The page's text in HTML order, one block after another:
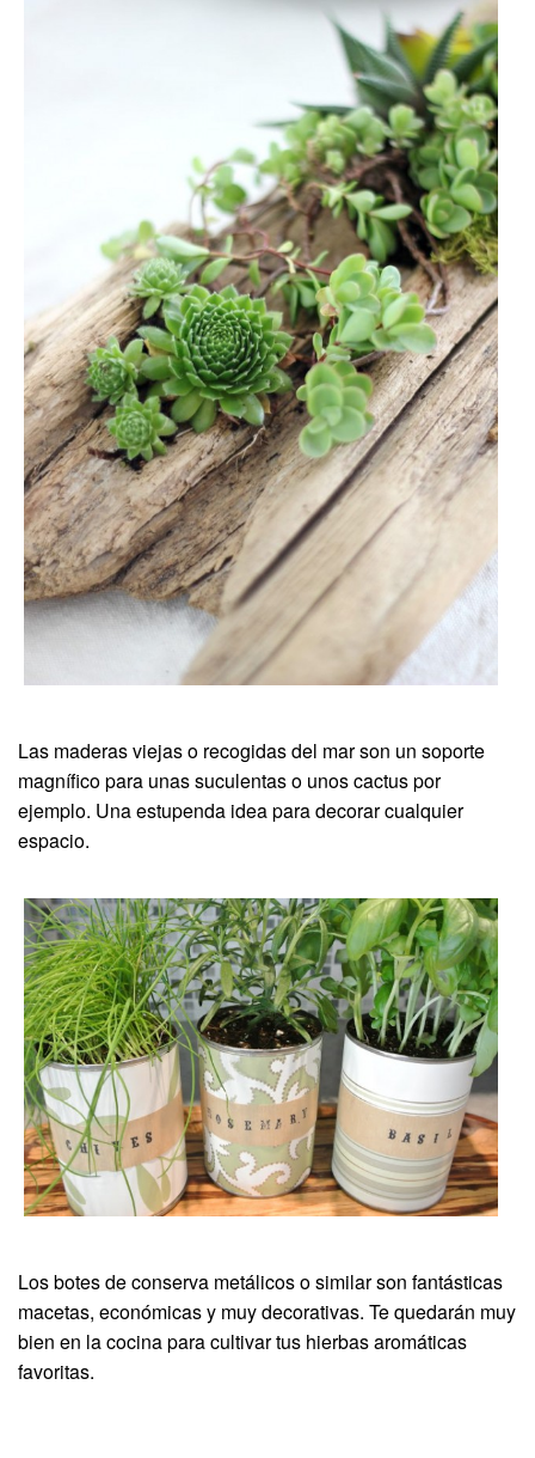
Las maderas viejas o recogidas del mar son un soporte
magnífico para unas suculentas o unos cactus por
ejemplo. Una estupenda idea para decorar cualquier
espacio.
Los botes de conserva metálicos o similar son fantásticas
macetas, económicas y muy decorativas. Te quedarán muy
bien en la cocina para cultivar tus hierbas aromáticas
favoritas.